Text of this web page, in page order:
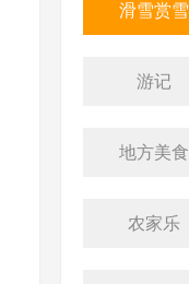
滑雪赏雪
游记
地方美食
农家乐